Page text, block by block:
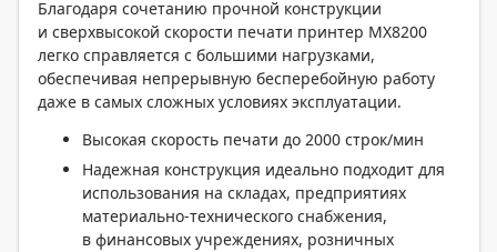
Благодаря сочетанию прочной конструкции
и сверхвысокой скорости печати принтер MX8200
легко справляется с большими нагрузками,
обеспечивая непрерывную бесперебойную работу
даже в самых сложных условиях эксплуатации.
Высокая скорость печати до 2000 строк/мин
Надежная конструкция идеально подходит для
использования на складах, предприятиях
материально-технического снабжения,
в финансовых учреждениях, розничных